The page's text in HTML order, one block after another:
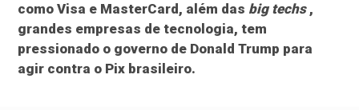
como Visa e MasterCard, além das big techs,
grandes empresas de tecnologia, tem
pressionado o governo de Donald Trump para
agir contra o Pix brasileiro.